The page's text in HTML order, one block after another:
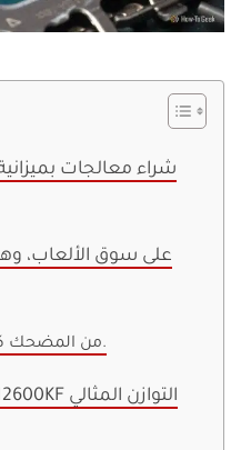
شراء معالجات
من المضحك كيف انقلبت الأمور.